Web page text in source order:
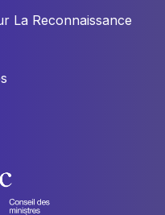
La Reconnaissance